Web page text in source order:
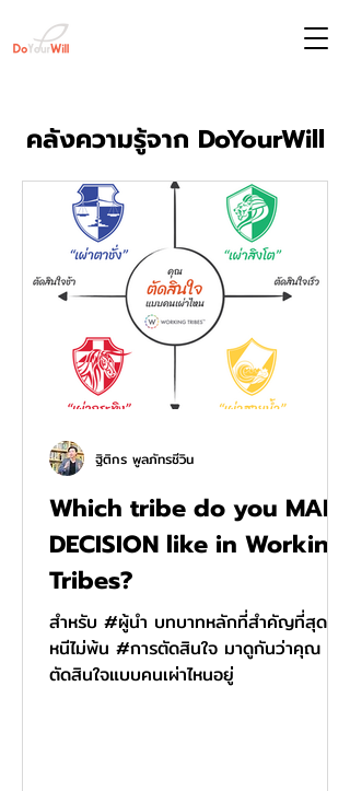
คลังความรู้จาก DoYourWill
Which tribe do you MAKE
DECISION like in Working
Tribes?
สำหรับ #ผู้นำ บทบาทหลักที่สำคัญที่สุดคง
หนีไม่พ้น #การตัดสินใจ มาดูกันว่าคุณ
ตัดสินใจแบบคนเผ่าไหนอยู่
ฐิติกร พูลภัทรชีวิน